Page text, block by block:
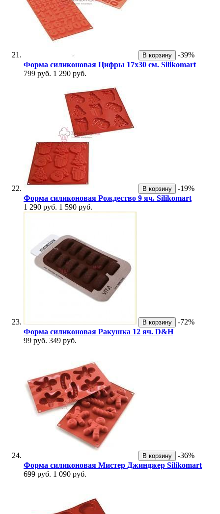
В корзину
-39%
Форма силиконовая Цифры 17х30 см. Silikomart
799 руб. 1 290 руб.
В корзину
-19%
Форма силиконовая Рождество 9 яч. Silikomart
1 290 руб. 1 590 руб.
В корзину
-72%
Форма силиконовая Ракушка 12 яч. D&H
99 руб. 349 руб.
В корзину
-36%
Форма силиконовая Мистер Джинджер Silikomart
699 руб. 1 090 руб.